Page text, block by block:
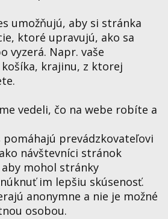
umožňujú, aby si stránka
ktoré upravujú, ako sa
vyzerá. Napr. vaše
krajinu, z ktorej
vedeli, čo na webe robíte a
prevádzkovateľovi
návštevníci stránok
mohol stránky
im lepšiu skúsenosť.
anonymne a nie je možné
osobou.